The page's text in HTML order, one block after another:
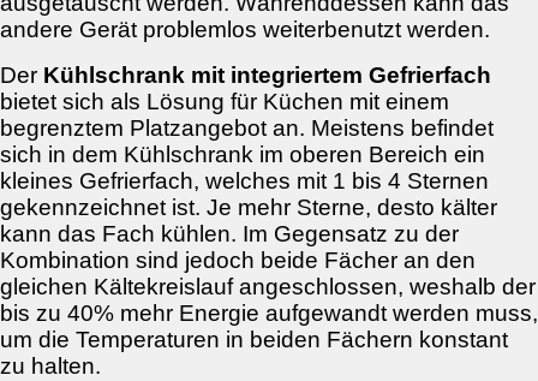
andere Gerät problemlos weiterbenutzt werden.
Der Kühlschrank mit integriertem Gefrierfach
bietet sich als Lösung für Küchen mit einem
begrenztem Platzangebot an. Meistens befindet
sich in dem Kühlschrank im oberen Bereich ein
kleines Gefrierfach, welches mit 1 bis 4 Sternen
gekennzeichnet ist. Je mehr Sterne, desto kälter
kann das Fach kühlen. Im Gegensatz zu der
Kombination sind jedoch beide Fächer an den
gleichen Kältekreislauf angeschlossen, weshalb der
bis zu 40% mehr Energie aufgewandt werden muss,
um die Temperaturen in beiden Fächern konstant
zu halten.